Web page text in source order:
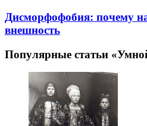
Дисморфофобия: почему
внешность
Популярные статьи